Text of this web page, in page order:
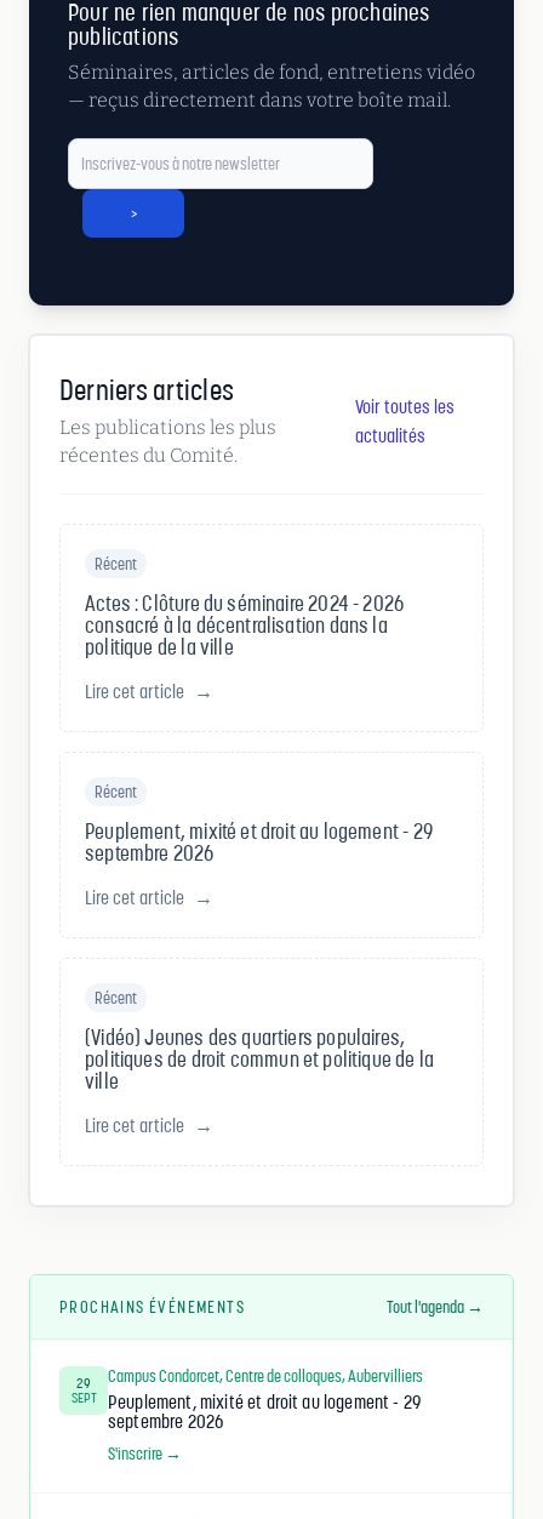
Pour ne rien manquer de nos prochaines
publications
Séminaires, articles de fond, entretiens vidéo
— reçus directement dans votre boîte mail.
>
Derniers articles
Les publications les plus
récentes du Comité.
Voir toutes les
actualités
Récent
Actes : Clôture du séminaire 2024 - 2026
consacré à la décentralisation dans la
politique de la ville
Lire cet article →
Récent
Peuplement, mixité et droit au logement - 29
septembre 2026
Lire cet article →
Récent
(Vidéo) Jeunes des quartiers populaires,
politiques de droit commun et politique de la
ville
Lire cet article →
PROCHAINS ÉVÉNEMENTS Tout l'agenda →
29
SEPT
Campus Condorcet, Centre de colloques, Aubervilliers
Peuplement, mixité et droit au logement - 29
septembre 2026
S'inscrire →